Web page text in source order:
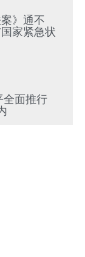
》通不
家紧急状
全面推行